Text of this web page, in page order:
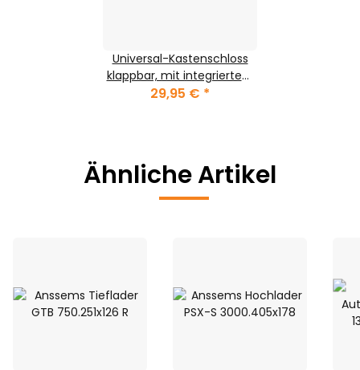
Universal-Kastenschloss
klappbar, mit integriertem
Riegel
29,95 € *
Ähnliche Artikel